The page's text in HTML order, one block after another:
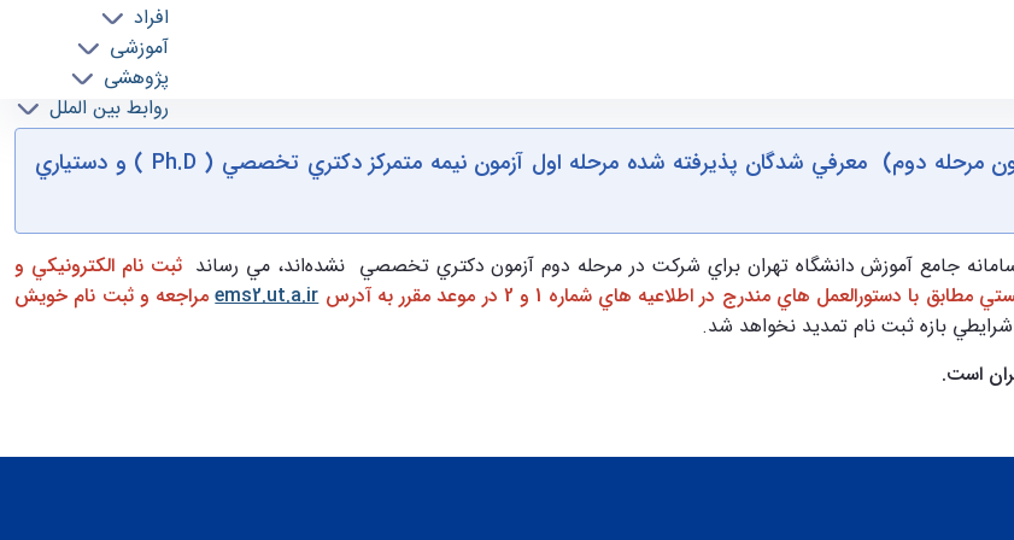
افراد
آموزشی
پژوهشی
روابط بین الملل
خدمات
جذب نیرو
(آزمون مرحله دوم) معرفی شدگان پذيرفته شده مرحله اول آزمون نيمه متمركز دكتریتمديد بازه زماني ثبت نام الكترونيكي جهت شركت در مصاحبه (آزمون مرحله دوم) معرفي شدگان پذيرفته شده مرحله اول آزمون نيمه متمركز دكتري تخصصي ( Ph.D ) و دستياري
جامع آموزش دانشگاه تهران براي شركت در مرحله دوم آزمون دكتري تخصصي نشده‌اند، مي رساند ثبت نام الكترونيكي و
ems2.ut.a.irمراجعه و ثبت نام خويش
بازه ثبت نام تمديد نخواهد شد.
است.